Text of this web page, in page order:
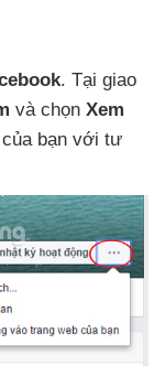
. Tại giao
và chọn Xem
của bạn với tư